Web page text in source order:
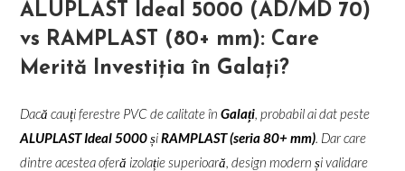
ALUPLAST Ideal 5000 (AD/MD 70)
vs RAMPLAST (80+ mm): Care
Merită Investiția în Galați?
Dacă cauți ferestre PVC de calitate înGalați, probabil ai dat peste
ALUPLAST Ideal 5000șiRAMPLAST (seria 80+ mm). Dar care
dintre acestea oferă izolație superioară, design modern și validare